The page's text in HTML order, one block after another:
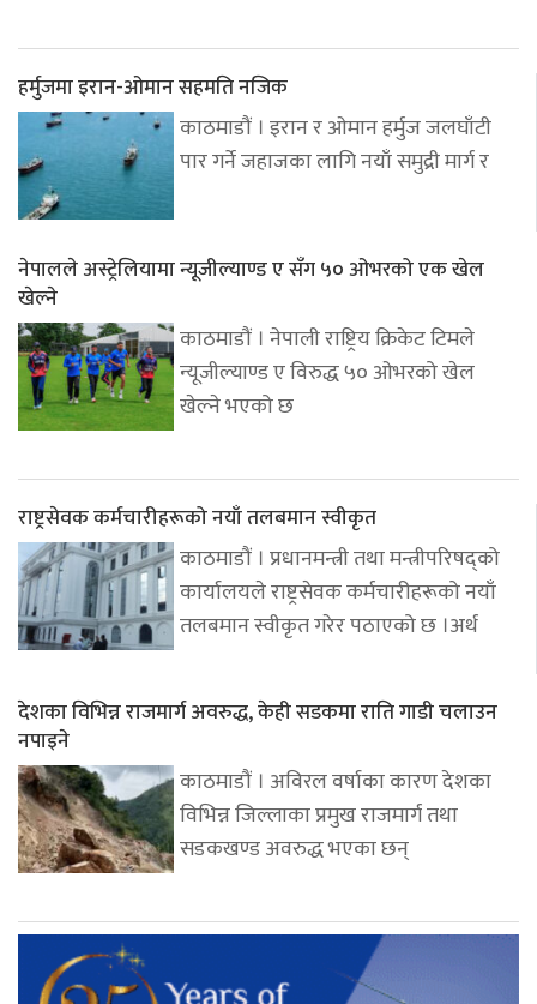
हर्मुजमा इरान-ओमान सहमति नजिक
काठमाडौं । इरान र ओमान हर्मुज जलघाँटी
पार गर्ने जहाजका लागि नयाँ समुद्री मार्ग र
नेपालले अस्ट्रेलियामा न्यूजील्याण्ड ए सँग ५० ओभरको एक खेल
खेल्ने
काठमाडौं । नेपाली राष्ट्रिय क्रिकेट टिमले
न्यूजील्याण्ड ए विरुद्ध ५० ओभरको खेल
खेल्ने भएको छ
राष्ट्रसेवक कर्मचारीहरूको नयाँ तलबमान स्वीकृत
काठमाडौं । प्रधानमन्त्री तथा मन्त्रीपरिषद्को
कार्यालयले राष्ट्रसेवक कर्मचारीहरूको नयाँ
तलबमान स्वीकृत गरेर पठाएको छ ।अर्थ
देशका विभिन्न राजमार्ग अवरुद्ध, केही सडकमा राति गाडी चलाउन
नपाइने
काठमाडौं । अविरल वर्षाका कारण देशका
विभिन्न जिल्लाका प्रमुख राजमार्ग तथा
सडकखण्ड अवरुद्ध भएका छन्